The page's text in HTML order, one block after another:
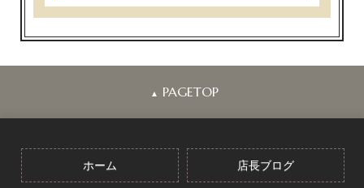
▲ PAGETOP
ホーム 店長ブログ